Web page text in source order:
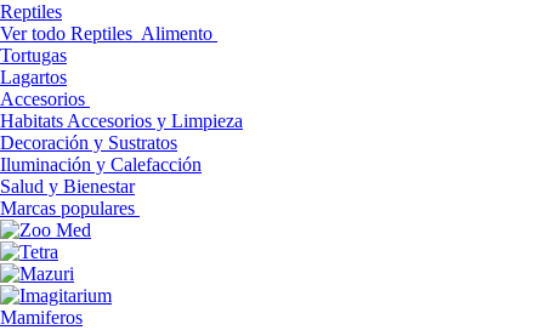
Reptiles
Ver todo Reptiles Alimento
Tortugas
Lagartos
Accesorios
Habitats Accesorios y Limpieza
Decoración y Sustratos
Iluminación y Calefacción
Salud y Bienestar
Marcas populares
Mamiferos